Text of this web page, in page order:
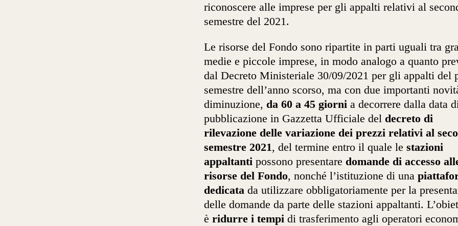
riconoscere alle imprese per gli appalti relativi al
semestre del 2021.
Le risorse del Fondo sono ripartite in parti uguali tra
medie e piccole imprese, in modo analogo a quanto
dal Decreto Ministeriale 30/09/2021 per gli appalti del
semestre dell’anno scorso, ma con due importanti
diminuzione, da 60 a 45 giorni a decorrere dalla data
pubblicazione in Gazzetta Ufficiale del decreto di
rilevazione delle variazione dei prezzi relativi al
semestre 2021, del termine entro il quale le stazioni
appaltanti possono presentare domande di accesso
risorse del Fondo, nonché l’istituzione di una
dedicata da utilizzare obbligatoriamente per la
delle domande da parte delle stazioni appaltanti.
è ridurre i tempi di trasferimento agli operatori